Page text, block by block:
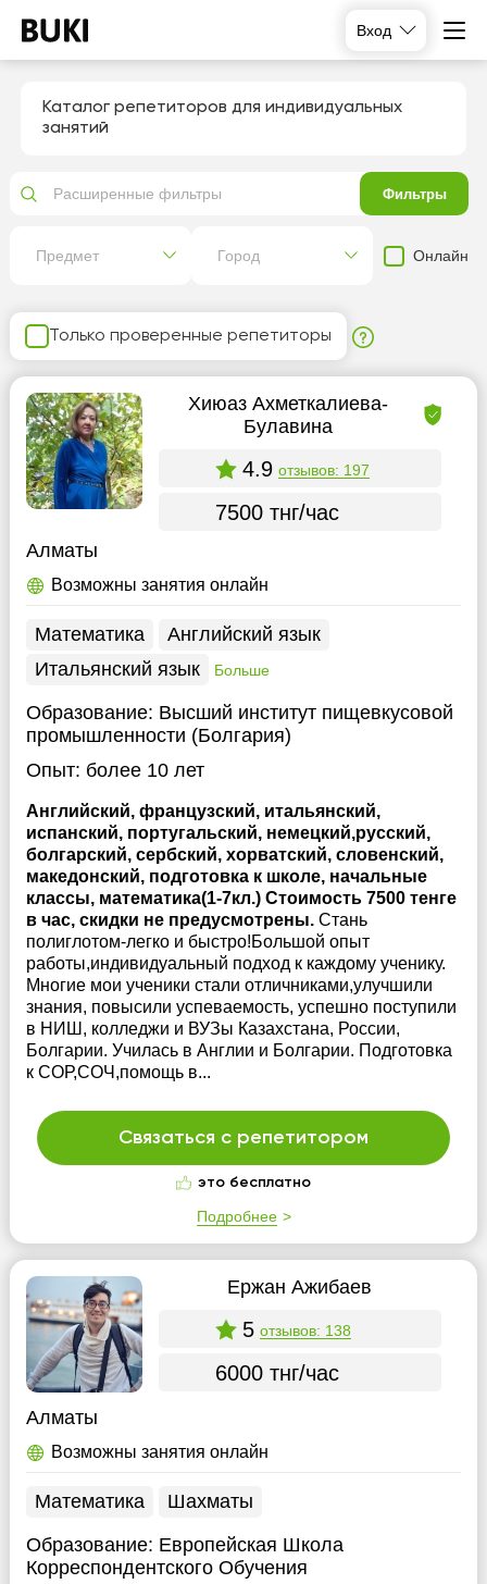
Вход
Каталог репетиторов для индивидуальных
занятий
Только проверенные репетиторы
Хиюаз Ахметкалиева-
Булавина
4.9 отзывов: 197
7500 тнг/час
Алматы
Возможны занятия онлайн
Математика
Английский язык
Итальянский язык
Больше
Образование: Высший институт пищевкусовой
промышленности (Болгария)
Опыт: более 10 лет
Английский, французский, итальянский,
испанский, португальский, немецкий,русский,
болгарский, сербский, хорватский, словенский,
македонский, подготовка к школе, начальные
классы, математика(1-7кл.) Стоимость 7500 тенге
в час, скидки не предусмотрены. Стань
полиглотом-легко и быстро!Большой опыт
работы,индивидуальный подход к каждому ученику.
Многие мои ученики стали отличниками,улучшили
знания, повысили успеваемость, успешно поступили
в НИШ, колледжи и ВУЗы Казахстана, России,
Болгарии. Училась в Англии и Болгарии. Подготовка
к СОР,СОЧ,помощь в...
Связаться с репетитором
это бесплатно
Подробнее
Ержан Ажибаев
5 отзывов: 138
6000 тнг/час
Алматы
Возможны занятия онлайн
Математика
Шахматы
Образование: Европейская Школа
Корреспондентского Обучения
Расширенные фильтры Фильтры
Предмет Город Онлайн